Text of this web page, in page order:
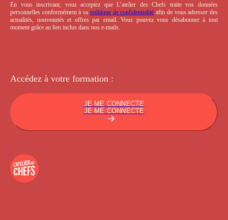
En vous inscrivant, vous acceptez que L’atelier des Chefs traite vos données
personnelles conformément à sa politique de confidentialité afin de vous adresser des
actualités, nouveautés et offres par email. Vous pouvez vous désabonner à tout
moment grâce au lien inclus dans nos e-mails.
Accédez à votre formation :
JE ME CONNECTE
JE ME CONNECTE